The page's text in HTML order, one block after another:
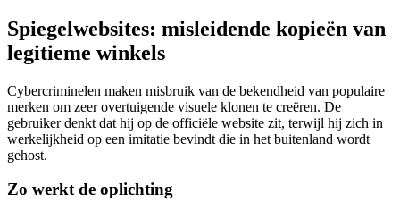
Spiegelwebsites: misleidende kopieën van
legitieme winkels
Cybercriminelen maken misbruik van de bekendheid van populaire
merken om zeer overtuigende visuele klonen te creëren. De
gebruiker denkt dat hij op de officiële website zit, terwijl hij zich in
werkelijkheid op een imitatie bevindt die in het buitenland wordt
gehost.
Zo werkt de oplichting